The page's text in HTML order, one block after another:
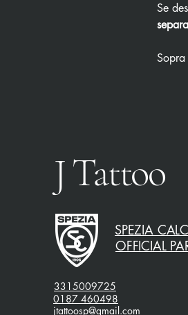
Se
J Tattoo
SPEZIA
OFFICIAL
3315009725
jtattoosp@gmail.com
0187 460498